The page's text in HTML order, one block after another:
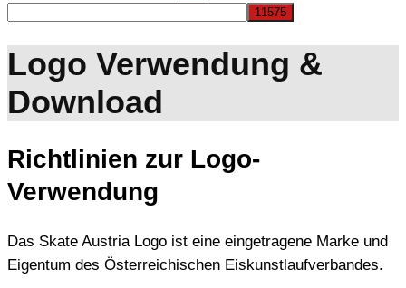
Logo Verwendung &
Download
Richtlinien zur Logo-
Verwendung
Das Skate Austria Logo ist eine eingetragene Marke und
Eigentum des Österreichischen Eiskunstlaufverbandes.